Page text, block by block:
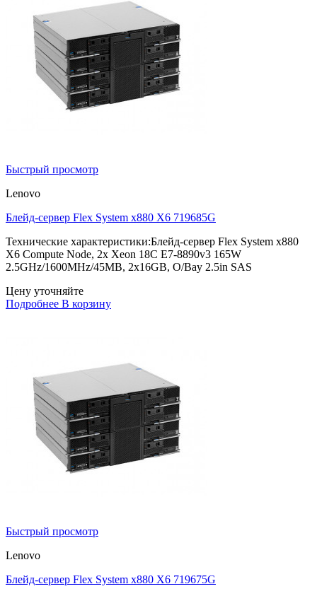
Быстрый просмотр
Lenovo
Блейд-сервер Flex System x880 X6 719685G
Технические характеристики:Блейд-сервер Flex System x880
X6 Compute Node, 2x Xeon 18C E7-8890v3 165W
2.5GHz/1600MHz/45MB, 2x16GB, O/Bay 2.5in SAS
Цену уточняйте
Подробнее В корзину
Быстрый просмотр
Lenovo
Блейд-сервер Flex System x880 X6 719675G